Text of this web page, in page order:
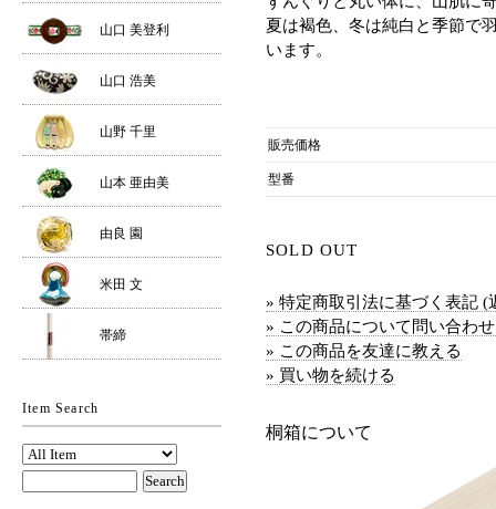
夏は褐色、冬は純白と季節で
います。
販売価格
型番
SOLD OUT
» 特定商取引法に基づく表記 (
» この商品について問い合わ
» この商品を友達に教える
» 買い物を続ける
桐箱について
山口 美登利
山口 浩美
山野 千里
山本 亜由美
由良 園
米田 文
帯締
Item Search